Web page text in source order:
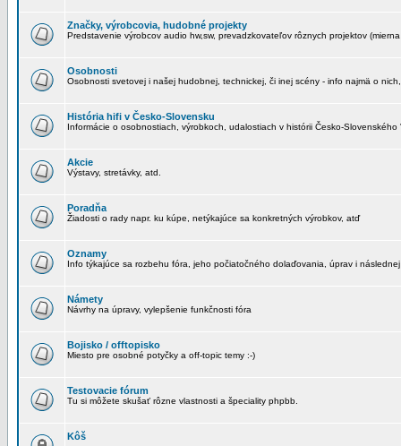
Značky, výrobcovia, hudobné projekty
Predstavenie výrobcov audio hw,sw, prevadzkovateľov rôznych projektov
Osobnosti
Osobnosti svetovej i našej hudobnej, technickej, či inej scény - info najmä o
História hifi v Česko-Slovensku
Informácie o osobnostiach, výrobkoch, udalostiach v histórii Česko-Slovenského
Akcie
Výstavy, stretávky, atd.
Poradňa
Žiadosti o rady napr. ku kúpe, netýkajúce sa konkretných výrobkov, atď
Oznamy
Info týkajúce sa rozbehu fóra, jeho počiatočného dolaďovania, úprav i
Námety
Návrhy na úpravy, vylepšenie funkčnosti fóra
Bojisko / offtopisko
Miesto pre osobné potyčky a off-topic temy :-)
Testovacie fórum
Tu si môžete skušať rôzne vlastnosti a špeciality phpbb.
Kôš